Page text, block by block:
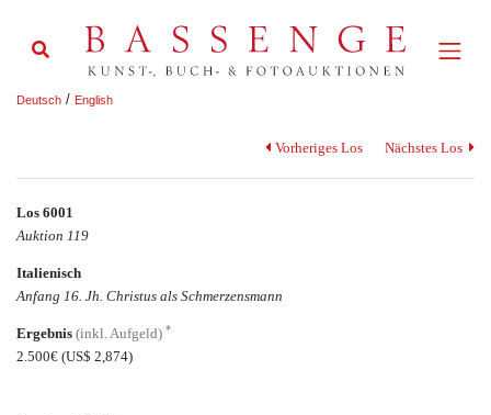
Deutsch / English
Vorheriges Los Nächstes Los
Los 6001
Auktion 119
Italienisch
Anfang 16. Jh. Christus als Schmerzensmann
Ergebnis (inkl. Aufgeld) *
2.500€ (US$ 2,874)